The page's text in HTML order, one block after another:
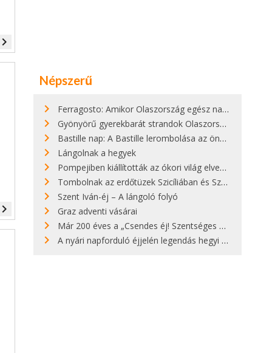
navigate_next
navigate_next
Népszerű
Ferragosto: Amikor Olaszország egész nap nyaral
Gyönyörű gyerekbarát strandok Olaszországban - megmutatjuk a 15 legjobbat
Bastille nap: A Bastille lerombolása az önkényuralom végét jelentette
Lángolnak a hegyek
Pompejiben kiállították az ókori világ elveszett híres szobrának másolatát
Tombolnak az erdőtüzek Szicíliában és Szardínián
Szent Iván-éj – A lángoló folyó
Graz adventi vásárai
Már 200 éves a „Csendes éj! Szentséges éj!”
A nyári napforduló éjjelén legendás hegyi tüzek világítják meg Zugspitzét